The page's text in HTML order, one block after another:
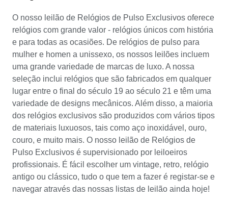
O nosso leilão de Relógios de Pulso Exclusivos oferece
relógios com grande valor - relógios únicos com história
e para todas as ocasiões. De relógios de pulso para
mulher e homen a unissexo, os nossos leilões incluem
uma grande variedade de marcas de luxo. A nossa
seleção inclui relógios que são fabricados em qualquer
lugar entre o final do século 19 ao século 21 e têm uma
variedade de designs mecânicos. Além disso, a maioria
dos relógios exclusivos são produzidos com vários tipos
de materiais luxuosos, tais como aço inoxidável, ouro,
couro, e muito mais. O nosso leilão de Relógios de
Pulso Exclusivos é supervisionado por leiloeiros
profissionais. É fácil escolher um vintage, retro, relógio
antigo ou clássico, tudo o que tem a fazer é registar-se e
navegar através das nossas listas de leilão ainda hoje!